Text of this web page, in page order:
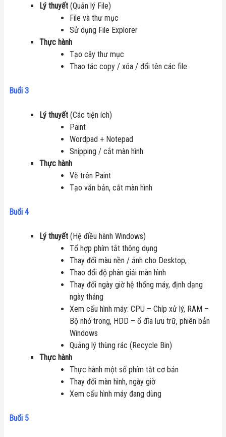
Lý thuyết (Quản lý File)
File và thư mục
Sử dụng File Explorer
Thực hành
Tạo cây thư mục
Thao tác copy / xóa / đổi tên các file
Buổi 3
Lý thuyết (Các tiện ích)
Paint
Wordpad + Notepad
Snipping / cắt màn hình
Thực hành
Vẽ trên Paint
Tạo văn bản, cắt màn hình
Buổi 4
Lý thuyết (Hệ điều hành Windows)
Tổ hợp phím tắt thông dụng
Thay đổi màu nền / ảnh cho Desktop,
Thao đổi độ phân giải màn hình
Thay đổi ngày giờ hệ thống máy, định dạng
ngày tháng
Xem cấu hình máy: CPU – Chíp xử lý, RAM –
Bộ nhớ trong, HDD – ổ đĩa lưu trữ, phiên bản
Windows
Quảng lý thùng rác (Recycle Bin)
Thực hành
Thực hành một số phím tắt cơ bản
Thay đổi màn hình, ngày giờ
Xem cấu hình máy đang dùng
Buổi 5